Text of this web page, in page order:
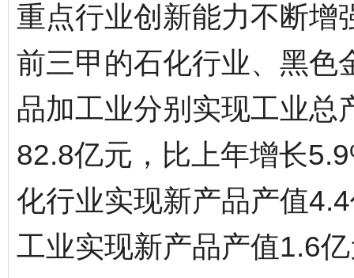
重点行业创新能力不断增
前三甲的石化行业、黑色
品加工业分别实现工业总
82.8亿元，比上年增长
化行业实现新产品产值
工业实现新产品产值1.6